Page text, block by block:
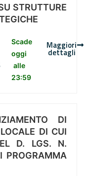
STRUTTURE
Scade
oggi
alle
23:59
Maggiori
dettagli
DI
DI CUI
D. LGS. N.
PROGRAMMA